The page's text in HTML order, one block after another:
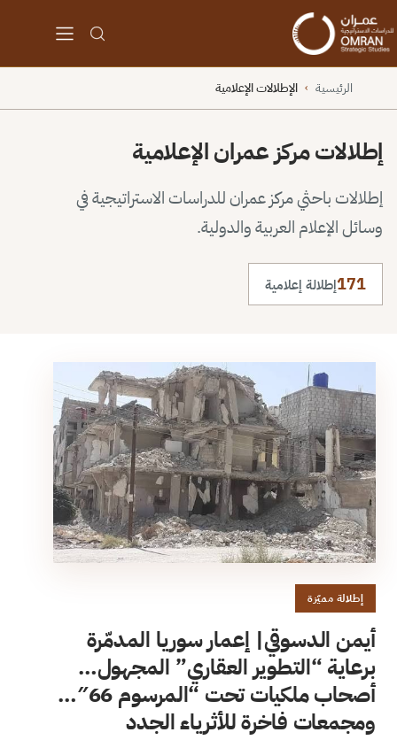
الرئيسية › الإطلالات الإعلامية
إطلالات مركز عمران الإعلامية
إطلالات باحثي مركز عمران للدراسات الاستراتيجية في
وسائل الإعلام العربية والدولية.
171إطلالة إعلامية
إطلالة مميّزة
أيمن الدسوقي| إعمار سوريا المدمّرة
برعاية “التطوير العقاري” المجهول…
أصحاب ملكيات تحت “المرسوم 66″…
ومجمعات فاخرة للأثرياء الجدد